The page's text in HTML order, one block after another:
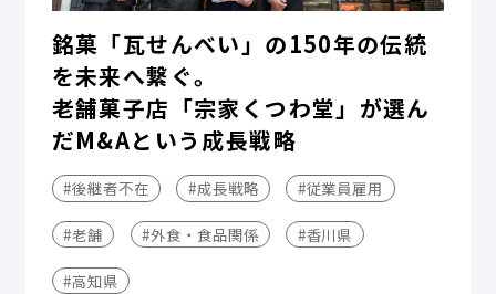
銘菓「瓦せんべい」の150年の伝統
を未来へ繋ぐ。
老舗菓子店「宗家くつわ堂」が選ん
だM&Aという成長戦略
#後継者不在 #成長戦略 #従業員雇用
#老舗 #外食・食品関係 #香川県
#高知県